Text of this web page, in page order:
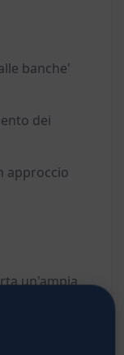
banche'
dei
approccio
un'ampia
user-